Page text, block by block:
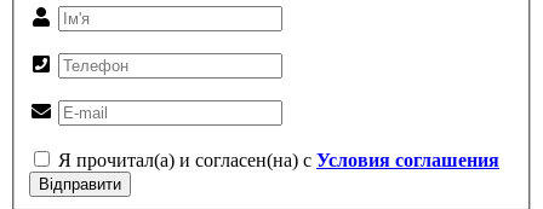
Я прочитал(а) и согласен(на) с Условия соглашения
Відправити